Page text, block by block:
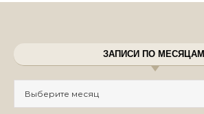
ЗАПИСИ ПО МЕСЯЦАМ